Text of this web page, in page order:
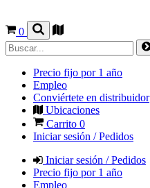
0
Precio fijo por 1 año
Empleo
Conviértete en distribuidor
Ubicaciones
Carrito 0
Iniciar sesión / Pedidos
Iniciar sesión / Pedidos
Precio fijo por 1 año
Empleo